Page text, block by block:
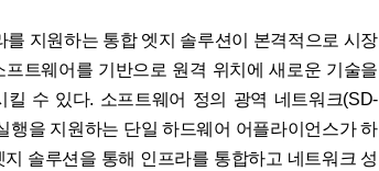
지원하는 통합 엣지 솔루션이 본격적으로 시장
트웨어를 기반으로 원격 위치에 새로운 기술을
수 있다. 소프트웨어 정의 광역 네트워크(SD-
행을 지원하는 단일 하드웨어 어플라이언스가 하
솔루션을 통해 인프라를 통합하고 네트워크 성